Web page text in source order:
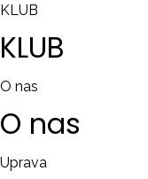
KLUB
KLUB
O nas
O nas
Uprava